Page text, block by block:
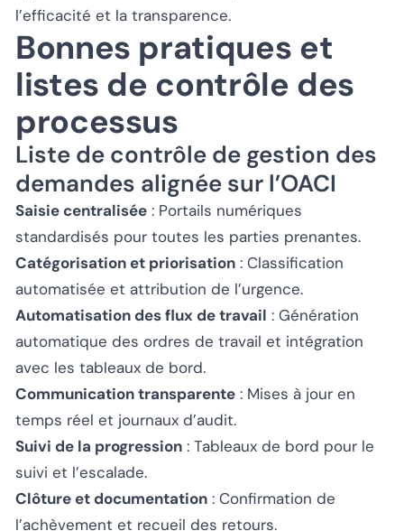
l’efficacité et la transparence.
Bonnes pratiques et
listes de contrôle des
processus
Liste de contrôle de gestion des
demandes alignée sur l’OACI
Saisie centralisée : Portails numériques
standardisés pour toutes les parties prenantes.
Catégorisation et priorisation : Classification
automatisée et attribution de l’urgence.
Automatisation des flux de travail : Génération
automatique des ordres de travail et intégration
avec les tableaux de bord.
Communication transparente : Mises à jour en
temps réel et journaux d’audit.
Suivi de la progression : Tableaux de bord pour le
suivi et l’escalade.
Clôture et documentation : Confirmation de
l’achèvement et recueil des retours.